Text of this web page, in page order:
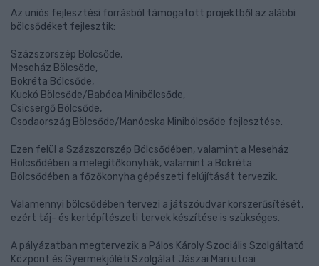
Az uniós fejlesztési forrásból támogatott projektből az alábbi
bölcsődéket fejlesztik:
Százszorszép Bölcsőde,
Meseház Bölcsőde,
Bokréta Bölcsőde,
Kuckó Bölcsőde/Babóca Minibölcsőde,
Csicsergő Bölcsőde,
Csodaország Bölcsőde/Manócska Minibölcsőde fejlesztése.
Ezen felül a Százszorszép Bölcsődében, valamint a Meseház
Bölcsődében a melegítőkonyhák, valamint a Bokréta
Bölcsődében a főzőkonyha gépészeti felújítását tervezik.
Valamennyi bölcsődében tervezi a játszóudvar korszerűsítését,
ezért táj- és kertépítészeti tervek készítése is szükséges.
A pályázatban megtervezik a Pálos Károly Szociális Szolgáltató
Központ és Gyermekjóléti Szolgálat Jászai Mari utcai